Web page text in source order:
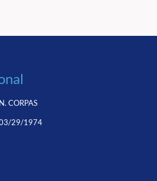
CORPAS
29/1974